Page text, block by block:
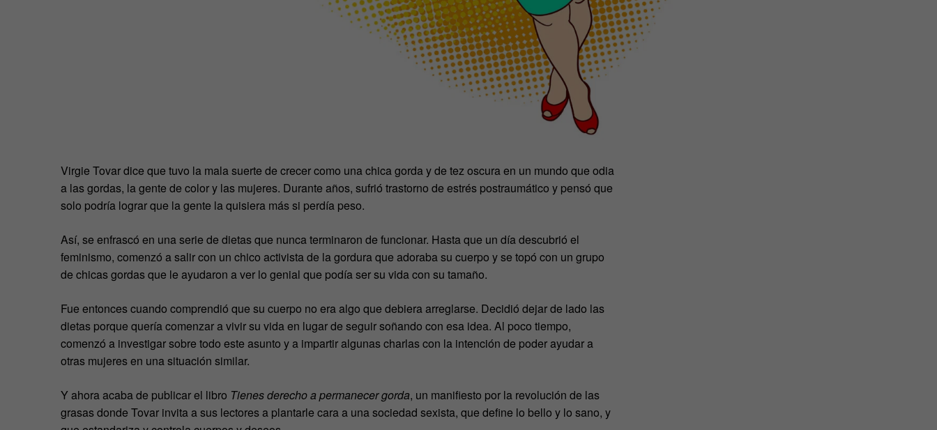
Virgie Tovar dice que tuvo la mala suerte de crecer como una chica gorda y de tez oscura en un mundo que odia
a las gordas, la gente de color y las mujeres. Durante años, sufrió trastorno de estrés postraumático y pensó que
solo podría lograr que la gente la quisiera más si perdía peso.
Así, se enfrascó en una serie de dietas que nunca terminaron de funcionar. Hasta que un día descubrió el
feminismo, comenzó a salir con un chico activista de la gordura que adoraba su cuerpo y se topó con un grupo
de chicas gordas que le ayudaron a ver lo genial que podía ser su vida con su tamaño.
Fue entonces cuando comprendió que su cuerpo no era algo que debiera arreglarse. Decidió dejar de lado las
dietas porque quería comenzar a vivir su vida en lugar de seguir soñando con esa idea. Al poco tiempo,
comenzó a investigar sobre todo este asunto y a impartir algunas charlas con la intención de poder ayudar a
otras mujeres en una situación similar.
Y ahora acaba de publicar el libro Tienes derecho a permanecer gorda, un manifiesto por la revolución de las
grasas donde Tovar invita a sus lectores a plantarle cara a una sociedad sexista, que define lo bello y lo sano, y